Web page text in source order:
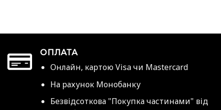
ОПЛАТА
Онлайн, картою Visa чи Mastercard
На рахунок Монобанку
Безвідсоткова "Покупка частинами" від